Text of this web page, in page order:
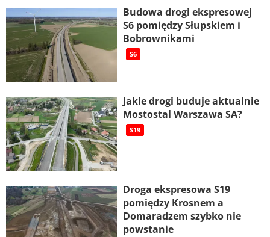
Budowa drogi ekspresowej
S6 pomiędzy Słupskiem i
Bobrownikami
S6
Jakie drogi buduje aktualnie
Mostostal Warszawa SA?
S19
Droga ekspresowa S19
pomiędzy Krosnem a
Domaradzem szybko nie
powstanie